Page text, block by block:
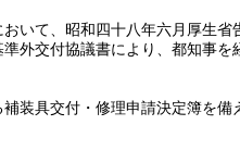
いて、昭和四十八年六月厚生省
準外交付協議書により、都知事
補装具交付・修理申請決定簿を